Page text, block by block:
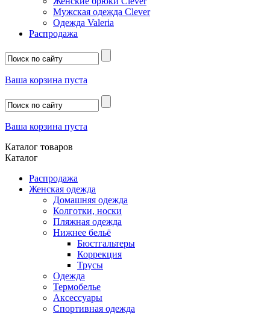
Мужская одежда Clever
Одежда Valeria
Распродажа
Ваша корзина пуста
Ваша корзина пуста
Каталог товаров
Каталог
Распродажа
Женская одежда
Домашняя одежда
Колготки, носки
Пляжная одежда
Нижнее бельё
Бюстгальтеры
Коррекция
Трусы
Одежда
Термобелье
Аксессуары
Спортивная одежда